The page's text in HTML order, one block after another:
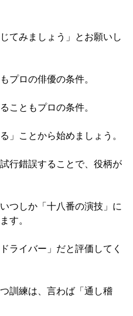
てみましょう」とお願いし
プロの俳優の条件。
こともプロの条件。
」ことから始めましょう。
行錯誤することで、役柄が
つしか「十八番の演技」に
す。
ライバー」だと評価してく
訓練は、言わば「通し稽